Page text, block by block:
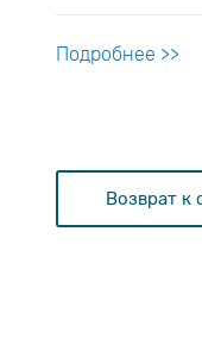
Подробнее >>
Возврат к